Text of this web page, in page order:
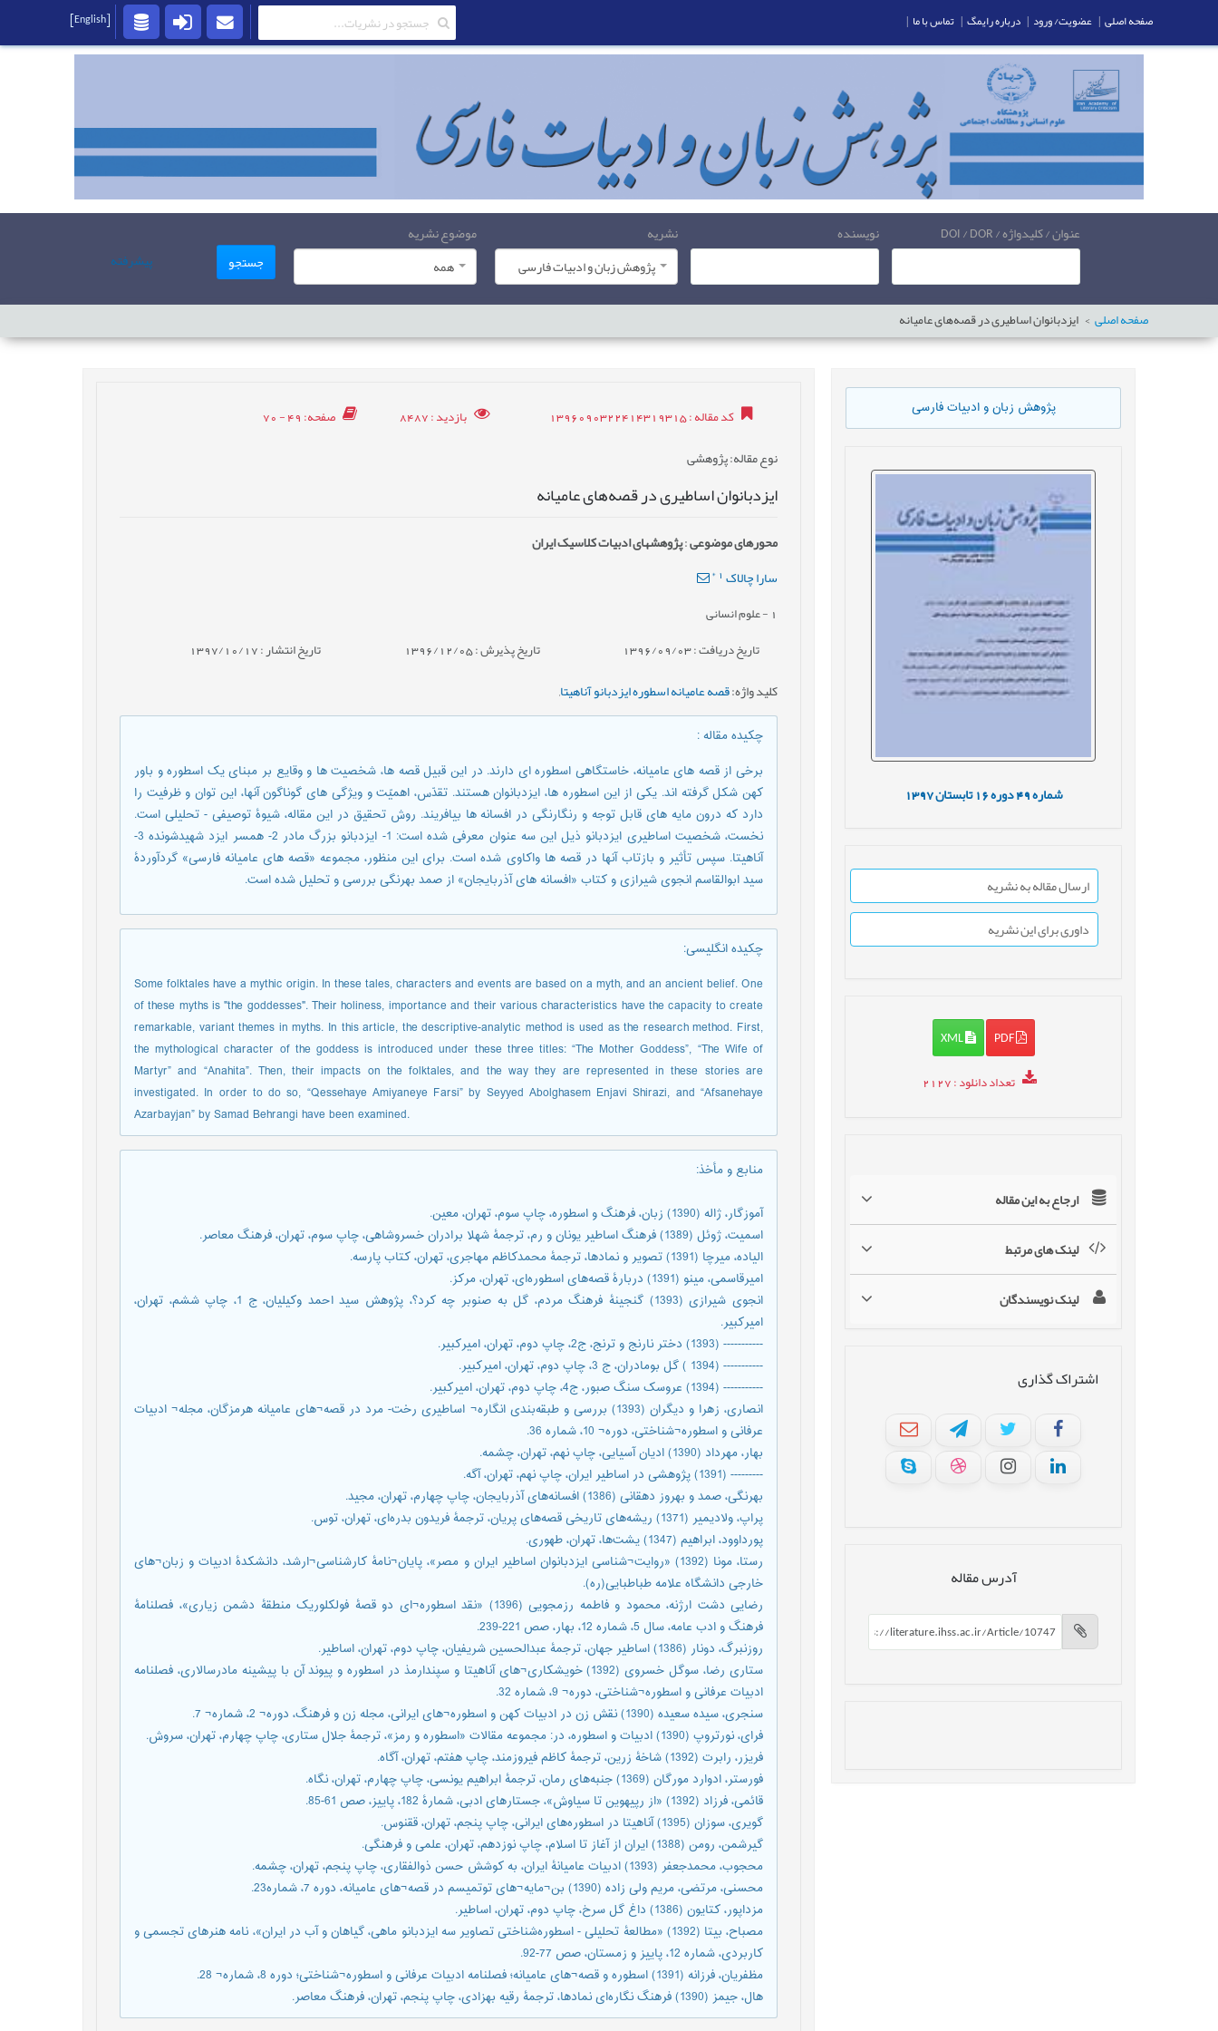
عنوان / کلیدواژه / DOI / DOR نویسنده
نشریه
پژوهش زبان و ادبیات فارسی
موضوع نشریه
همه
جستجو پیشرفته
صفحه اصلی ایزدبانوان اساطیری در قصه‌های عامیانه
پژوهش زبان و ادبیات فارسی
شماره دوره16 تابستان1397
ارسال مقاله به نشریه
داوری برای این نشریه
PDF
XML
تعداد دانلود: 2127
ارجاع به این مقاله
لینک های مرتبط
لینک نویسندگان
اشتراک گذاری
آدرس مقاله
کد مقاله: 1396090322414319315 بازدید: 8487 صفحه: 49 - 70
نوع مقاله: پژوهشی
ایزدبانوان اساطیری در قصه‌های عامیانه
محورهای موضوعی:پژوهش‎های ادبیات کلاسیک ایران
سارا چالاک 1
*
1 - علوم انسانی
تاریخ دریافت : 1396/09/03 تاریخ پذیرش : 1396/12/05 تاریخ انتشار : 1397/10/17
کلید واژه:قصه عامیانه اسطوره ایزدبانو آناهیتا,
چکیده مقاله:
برخی از قصه های عامیانه، خاستگاهی اسطوره ای دارند. در این قبیل قصه ها، شخصیت ها و وقایع بر مبنای یک اسطوره و باور
کهن شکل گرفته اند. یکی از این اسطوره ها، ایزدبانوان هستند. تقدّس، اهمیّت و ویژگی های گوناگون آنها، این توان و ظرفیت را
دارد که درون مایه های قابل توجه و رنگارنگی در افسانه ها بیافریند. روش تحقیق در این مقاله، شیوۀ توصیفی - تحلیلی است.
نخست، شخصیت اساطیری ایزدبانو ذیل این سه عنوان معرفی شده است: 1- ایزدبانو بزرگ مادر 2- همسر ایزد شهیدشونده 3-
آناهیتا. سپس تأثیر و بازتاب آنها در قصه ها واکاوی شده است. برای این منظور، مجموعه «قصه های عامیانه فارسی» گردآوردۀ
سید ابوالقاسم انجوی شیرازی و کتاب «افسانه های آذربایجان» از صمد بهرنگی بررسی و تحلیل شده است.
چکیده انگلیسی:
Some folktales have a mythic origin. In these tales, characters and events are based on a myth, and an ancient belief. One
of these myths is "the goddesses". Their holiness, importance and their various characteristics have the capacity to create
remarkable, variant themes in myths. In this article, the descriptive-analytic method is used as the research method. First,
the mythological character of the goddess is introduced under these three titles: “The Mother Goddess”, “The Wife of
Martyr” and “Anahita”. Then, their impacts on the folktales, and the way they are represented in these stories are
investigated. In order to do so, “Qessehaye Amiyaneye Farsi” by Seyyed Abolghasem Enjavi Shirazi, and “Afsanehaye
Azarbayjan” by Samad Behrangi have been examined.
منابع و مأخذ:
آموزگار، ژاله (1390) زبان، فرهنگ و اسطوره، چاپ سوم، تهران، معین.
اسمیت، ژوئل (1389) فرهنگ اساطیر یونان و رم، ترجمۀ شهلا برادران خسروشاهی، چاپ سوم، تهران، فرهنگ معاصر.
الیاده، میرچا (1391) تصویر و نمادها، ترجمۀ محمدکاظم مهاجری، تهران، کتاب پارسه.
امیرقاسمی، مینو (1391) دربارۀ قصه‌های اسطوره‌ای، تهران، مرکز.
انجوی شیرازی (1393) گنجینۀ فرهنگ مردم، گل به صنوبر چه کرد؟، پژوهش سید احمد وکیلیان، ج 1، چاپ ششم، تهران،
امیرکبیر.
----------- (1393) دختر نارنج و ترنج، ج2، چاپ دوم، تهران، امیرکبیر.
----------- (1394 ) گل بومادران، ج 3، چاپ دوم، تهران، امیرکبیر.
----------- (1394) عروسک سنگ صبور، ج4، چاپ دوم، تهران، امیرکبیر.
انصاری، زهرا و دیگران (1393) بررسی و طبقه‌بندی انگاره¬ اساطیری رخت- مرد در قصه¬های عامیانه هرمزگان، مجله¬ ادبیات
عرفانی و اسطوره¬شناختی، دوره¬ 10، شماره 36.
بهار، مهرداد (1390) ادیان آسیایی، چاپ نهم، تهران، چشمه.
--------- (1391) پژوهشی در اساطیر ایران، چاپ نهم، تهران، آگه.
بهرنگی، صمد و بهروز دهقانی (1386) افسانه‌های آذربایجان، چاپ چهارم، تهران، مجید.
پراپ، ولادیمیر (1371) ریشه‌های تاریخی قصه‌های پریان، ترجمۀ فریدون بدره‌ای، تهران، توس.
پورداوود، ابراهیم (1347) یشت‌ها، تهران، طهوری.
رستا، مونا (1392) «روایت¬شناسی ایزدبانوان اساطیر ایران و مصر»، پایان¬نامۀ کارشناسی¬ارشد، دانشکدۀ ادبیات و زبان¬های
خارجی دانشگاه علامه طباطبایی(ره).
رضایی دشت ارژنه، محمود و فاطمه رزمجویی (1396) «نقد اسطوره¬ای دو قصۀ فولکلوریک منطقۀ دشمن زیاری»، فصلنامۀ
فرهنگ و ادب عامه، سال 5، شماره 12، بهار، صص 221-239.
روزنبرگ، دونار (1386) اساطیر جهان، ترجمۀ عبدالحسین شریفیان، چاپ دوم، تهران، اساطیر.
ستاری رضا، سوگل خسروی (1392) خویشکاری¬های آناهیتا و سپندارمذ در اسطوره و پیوند آن با پیشینه مادرسالاری، فصلنامه
ادبیات عرفانی و اسطوره¬شناختی، دوره¬ 9، شماره 32.
سنجری، سیده سعیده (1390) نقش زن در ادبیات کهن و اسطوره¬های ایرانی، مجله زن و فرهنگ، دوره¬ 2، شماره¬ 7.
فرای، نورتروپ (1390) ادبیات و اسطوره، در: مجموعه مقالات «اسطوره و رمز»، ترجمۀ جلال ستاری، چاپ چهارم، تهران، سروش.
فریزر، رابرت (1392) شاخۀ زرین، ترجمۀ کاظم فیروزمند، چاپ هفتم، تهران، آگاه.
فورستر، ادوارد مورگان (1369) جنبه‌های رمان، ترجمۀ ابراهیم یونسی، چاپ چهارم، تهران، نگاه.
قائمی، فرزاد (1392) «از رپیهوین تا سیاوش»، جستارهای ادبی، شمارۀ 182، پاییز، صص 61-85.
گویری، سوزان (1395) آناهیتا در اسطوره‎‌های ایرانی، چاپ پنجم، تهران، ققنوس.
گیرشمن، رومن (1388) ایران از آغاز تا اسلام، چاپ نوزدهم، تهران، علمی و فرهنگی.
محجوب، محمدجعفر (1393) ادبیات عامیانۀ ایران، به کوشش حسن ذوالفقاری، چاپ پنجم، تهران، چشمه.
محسنی، مرتضی، مریم ولی زاده (1390) بن¬مایه¬های توتمیسم در قصه¬های عامیانه، دوره 7، شماره23.
مزداپور، کتایون (1386) داغ گل سرخ، چاپ دوم، تهران، اساطیر.
مصباح، بیتا (1392) «مطالعۀ تحلیلی - اسطوره‌شناختی تصاویر سه ایزدبانو ماهی، گیاهان و آب در ایران»، نامه هنرهای تجسمی و
کاربردی، شماره 12، پاییز و زمستان، صص 77-92.
مظفریان، فرزانه (1391) اسطوره و قصه¬های عامیانه؛ فصلنامه ادبیات عرفانی و اسطوره¬شناختی؛ دوره 8، شماره¬ 28.
هال، جیمز (1390) فرهنگ نگاره‎‌ای نمادها، ترجمۀ رقیه بهزادی، چاپ پنجم، تهران، فرهنگ معاصر.
صفحه اصلی | عضویت/ ورود | درباره رایمگ | تماس با ما |
[English]